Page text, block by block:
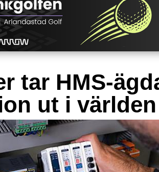
tar HMS-
ut i världen